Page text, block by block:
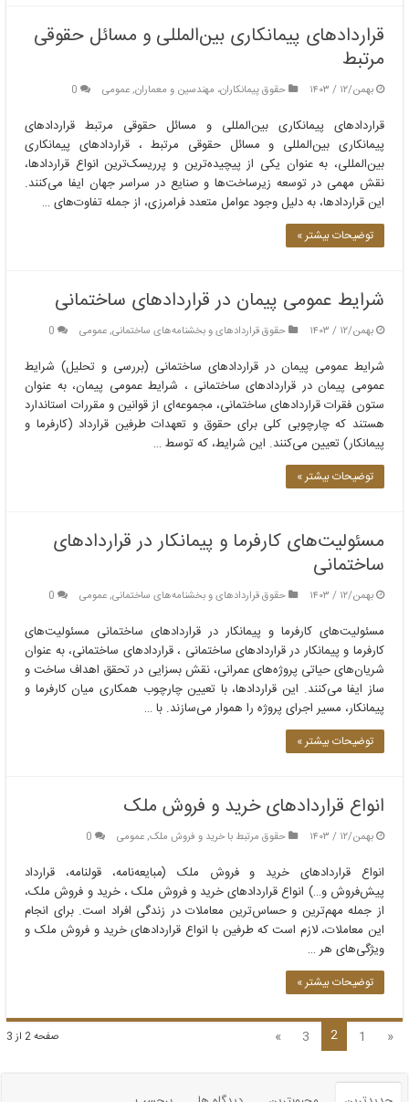
قراردادهای پیمانکاری بین‌المللی و مسائل حقوقی
مرتبط
بهمن/۱۲ / ۱۴۰۳ حقوق پیمانکاران، مهندسین و معماران,عمومی 0
قراردادهای پیمانکاری بین‌المللی و مسائل حقوقی مرتبط قراردادهای
پیمانکاری بین‌المللی و مسائل حقوقی مرتبط ، قراردادهای پیمانکاری
بین‌المللی، به عنوان یکی از پیچیده‌ترین و پرریسک‌ترین انواع قراردادها،
نقش مهمی در توسعه زیرساخت‌ها و صنایع در سراسر جهان ایفا می‌کنند.
این قراردادها، به دلیل وجود عوامل متعدد فرامرزی، از جمله تفاوت‌های …
توضیحات بیشتر »
شرایط عمومی پیمان در قراردادهای ساختمانی
بهمن/۱۲ / ۱۴۰۳ حقوق قراردادهای و بخشنامه‌های ساختمانی,عمومی 0
شرایط عمومی پیمان در قراردادهای ساختمانی (بررسی و تحلیل) شرایط
عمومی پیمان در قراردادهای ساختمانی ، شرایط عمومی پیمان، به عنوان
ستون فقرات قراردادهای ساختمانی، مجموعه‌ای از قوانین و مقررات استاندارد
هستند که چارچوبی کلی برای حقوق و تعهدات طرفین قرارداد (کارفرما و
پیمانکار) تعیین می‌کنند. این شرایط، که توسط …
توضیحات بیشتر »
مسئولیت‌های کارفرما و پیمانکار در قراردادهای
ساختمانی
بهمن/۱۲ / ۱۴۰۳ حقوق قراردادهای و بخشنامه‌های ساختمانی,عمومی 0
مسئولیت‌های کارفرما و پیمانکار در قراردادهای ساختمانی مسئولیت‌های
کارفرما و پیمانکار در قراردادهای ساختمانی ، قراردادهای ساختمانی، به عنوان
شریان‌های حیاتی پروژه‌های عمرانی، نقش بسزایی در تحقق اهداف ساخت و
ساز ایفا می‌کنند. این قراردادها، با تعیین چارچوب همکاری میان کارفرما و
پیمانکار، مسیر اجرای پروژه را هموار می‌سازند. با …
توضیحات بیشتر »
انواع قراردادهای خرید و فروش ملک
بهمن/۱۲ / ۱۴۰۳ حقوق مرتبط با خرید و فروش ملک,عمومی 0
انواع قراردادهای خرید و فروش ملک (مبایعه‌نامه، قولنامه، قرارداد
پیش‌فروش و…) انواع قراردادهای خرید و فروش ملک ، خرید و فروش ملک،
از جمله مهم‌ترین و حساس‌ترین معاملات در زندگی افراد است. برای انجام
این معاملات، لازم است که طرفین با انواع قراردادهای خرید و فروش ملک و
ویژگی‌های هر …
توضیحات بیشتر »
صفحه 2 از 3 «
1
2
3
»